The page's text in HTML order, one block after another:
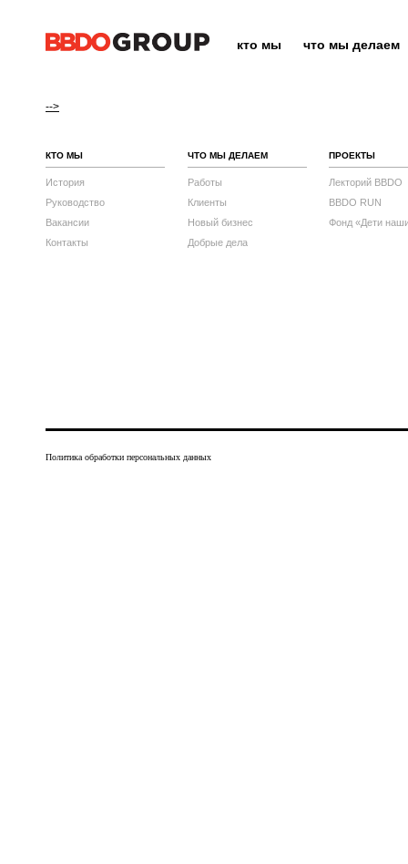
кто мы что мы делаем
-->
КТО МЫ
История
Руководство
Вакансии
Контакты
ЧТО МЫ ДЕЛАЕМ
Работы
Клиенты
Новый бизнес
Добрые дела
ПРОЕКТЫ
Лекторий BBDO
BBDO RUN
Фонд «Дети
Политика обработки персональных данных